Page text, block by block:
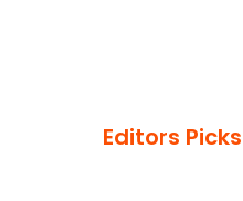
Editors Picks